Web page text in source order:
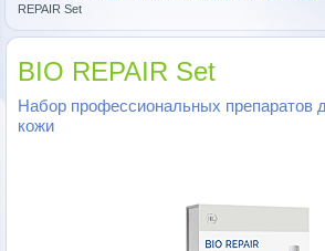
REPAIR Set
BIO REPAIR Set
Набор профессиональных препаратов
кожи